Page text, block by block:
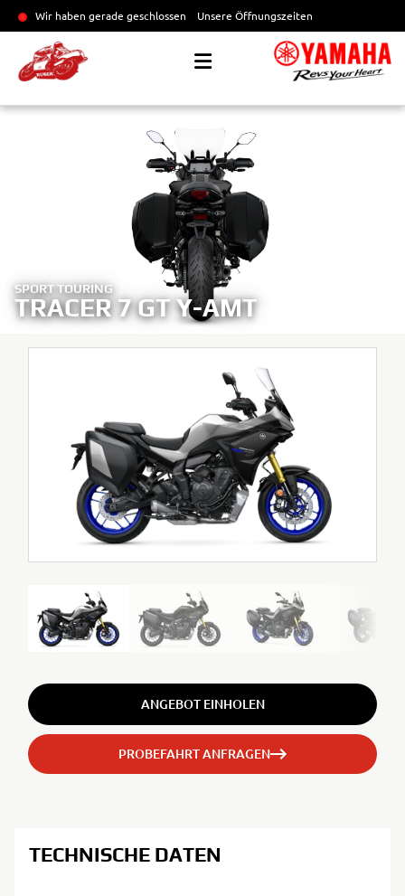
Wir haben gerade geschlossen Unsere Öffnungszeiten
SPORT TOURING
TRACER 7 GT Y-AMT
ANGEBOT EINHOLEN
PROBEFAHRT ANFRAGEN
TECHNISCHE DATEN